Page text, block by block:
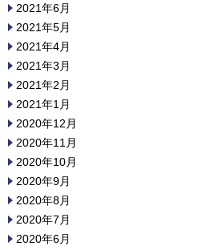
2021年6月
2021年5月
2021年4月
2021年3月
2021年2月
2021年1月
2020年12月
2020年11月
2020年10月
2020年9月
2020年8月
2020年7月
2020年6月